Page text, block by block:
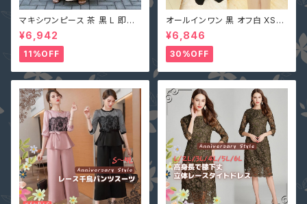
マキシワンピース 茶 黒 L 即納
オフベージュレディース Vネック
nclq496 ロング ギャザー フレ
アー ノースリーブ 夏 森ガール
袖なし
¥6,942
11%OFF
オールインワン 黒 オフ白 XS-X
L 即納 パンツドレス 襟ビジュー
フェイクパール レース シースル
ー ホルターネック 背中開き オ
フホワイト 無地 2161366
¥6,846
30%OFF